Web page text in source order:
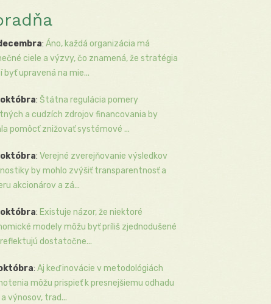
: Áno, každá organizácia má
ciele a výzvy, čo znamená, že stratégia
byť upravená na mie...
: Štátna regulácia pomery
a cudzích zdrojov financovania by
pomôcť znižovať systémové ...
: Verejné zverejňovanie výsledkov
by mohlo zvýšiť transparentnosť a
akcionárov a zá...
: Existuje názor, že niektoré
modely môžu byť príliš zjednodušené
dostatočne...
: Aj keď inovácie v metodológiách
môžu prispieť k presnejšiemu odhadu
výnosov, trad...